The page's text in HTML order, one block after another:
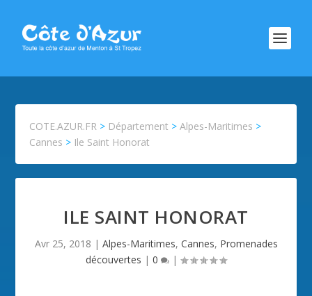
COTE.AZUR.FR > Département >Alpes-Maritimes >
Cannes > Ile Saint Honorat
ILE SAINT HONORAT
Avr 25, 2018 | Alpes-Maritimes, Cannes, Promenades
découvertes | 0 |